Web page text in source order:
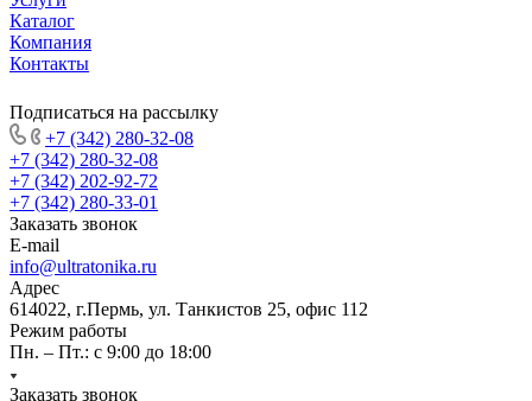
Каталог
Компания
Контакты
Подписаться на рассылку
+7 (342) 280-32-08
+7 (342) 280-32-08
+7 (342) 202-92-72
+7 (342) 280-33-01
Заказать звонок
E-mail
info@ultratonika.ru
Адрес
614022, г.Пермь, ул. Танкистов 25, офис 112
Режим работы
Пн. – Пт.: с 9:00 до 18:00
Заказать звонок